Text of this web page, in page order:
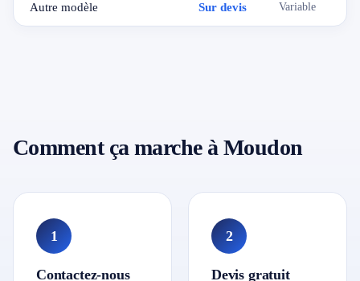
Autre modèle Sur devis Variable
Comment ça marche à Moudon
1
Contactez-nous
2
Devis gratuit